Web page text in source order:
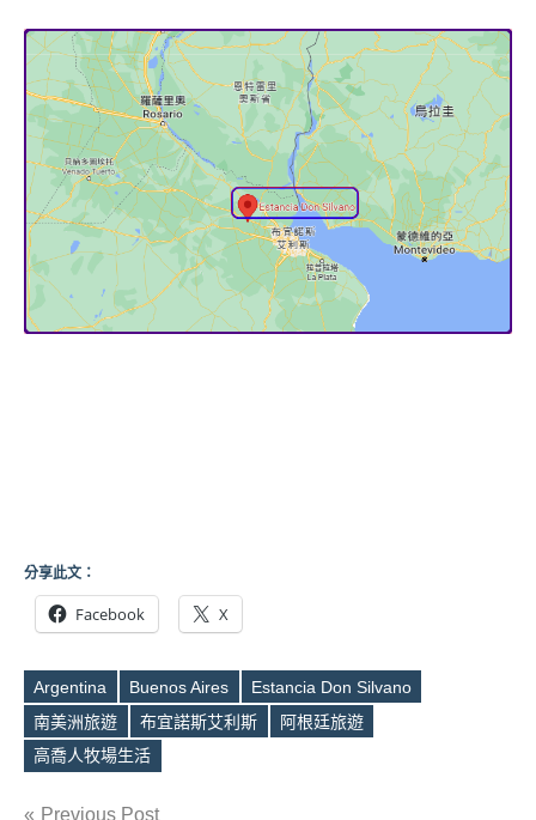
分享此文：
Facebook X
Tags
Argentina Buenos Aires
Estancia Don Silvano
南美洲旅遊
布宜諾斯艾利斯
阿根廷旅遊
高喬人牧場生活
Previous Post